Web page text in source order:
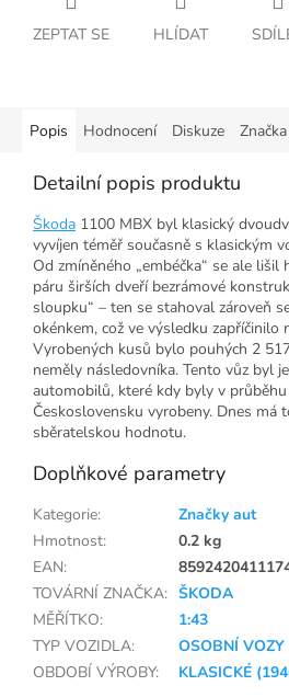
ZEPTAT SE HLÍDAT
Popis Hodnocení Diskuze Značka
Detailní popis produktu
Škoda 1100 MBX byl klasický
vyvíjen téměř současně s klasickým
Od zmíněného „embéčka“ se ale
páru širších dveří bezrámové
sloupku“ – ten se stahoval zároveň
okénkem, což ve výsledku zapříčinilo
Vyrobených kusů bylo pouhých 2
neměly následovníka. Tento vůz byl
automobilů, které kdy byly v
Československu vyrobeny. Dnes má
sběratelskou hodnotu.
Doplňkové parametry
Kategorie:
Značky aut
Hmotnost:
0.2 kg
EAN:
TOVÁRNÍ ZNAČKA: ŠKODA
MĚŘÍTKO:
1:43
TYP VOZIDLA:
OSOBNÍ VOZY
OBDOBÍ VÝROBY: KLASICKÉ